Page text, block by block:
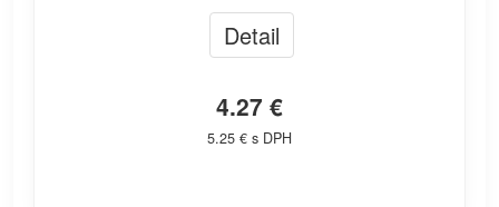
Detail
4.27 €
5.25 € s DPH